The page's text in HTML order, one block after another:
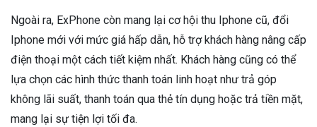
Ngoài ra, ExPhone còn mang lại cơ hội thu Iphone cũ, đổi
Iphone mới với mức giá hấp dẫn, hỗ trợ khách hàng nâng cấp
điện thoại một cách tiết kiệm nhất. Khách hàng cũng có thể
lựa chọn các hình thức thanh toán linh hoạt như trả góp
không lãi suất, thanh toán qua thẻ tín dụng hoặc trả tiền mặt,
mang lại sự tiện lợi tối đa.